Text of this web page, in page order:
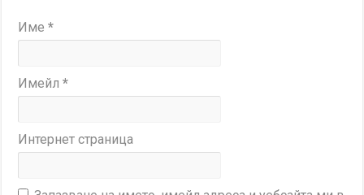
Име*
Имейл*
Интернет страница